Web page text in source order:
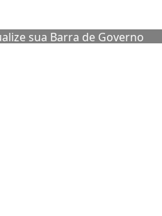
sua Barra de Governo